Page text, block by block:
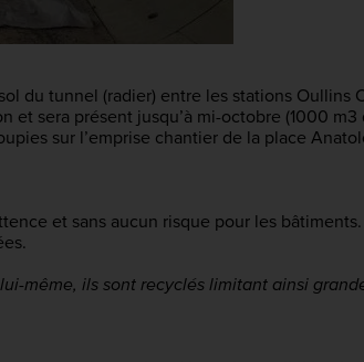
du tunnel (radier) entre les stations
et sera présent jusqu’à mi-octobre (1000
sur l’emprise chantier de la place
et sans aucun risque pour les
même, ils sont recyclés limitant ainsi